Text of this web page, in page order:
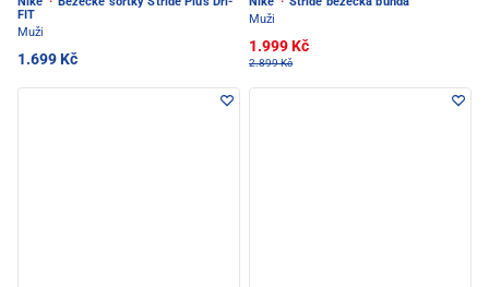
FIT
Muži
1.699 Kč
Muži
1.999 Kč
2.899 Kč